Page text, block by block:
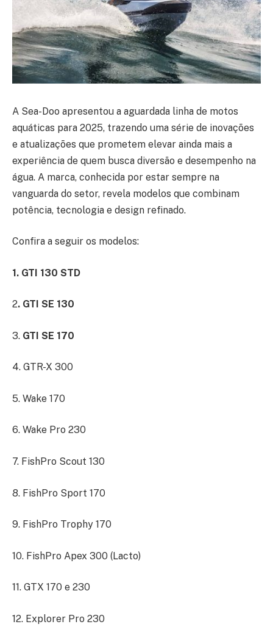
A Sea-Doo apresentou a aguardada linha de motos
aquáticas para 2025, trazendo uma série de inovações
e atualizações que prometem elevar ainda mais a
experiência de quem busca diversão e desempenho na
água. A marca, conhecida por estar sempre na
vanguarda do setor, revela modelos que combinam
potência, tecnologia e design refinado.
Confira a seguir os modelos:
1. GTI 130 STD
2. GTI SE 130
3. GTI SE 170
4. GTR-X 300
5. Wake 170
6. Wake Pro 230
7. FishPro Scout 130
8. FishPro Sport 170
9. FishPro Trophy 170
10. FishPro Apex 300 (Lacto)
11. GTX 170 e 230
12. Explorer Pro 230